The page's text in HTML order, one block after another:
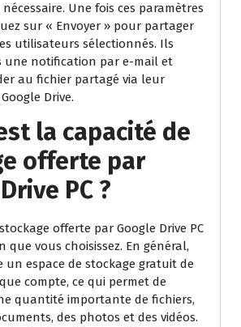
Une fois ces paramètres
sur « Envoyer » pour partager
utilisateurs sélectionnés. Ils
une notification par e-mail et
au fichier partagé via leur
Drive.
la capacité de
offerte par
PC ?
offerte par Google Drive PC
que vous choisissez. En général,
un espace de stockage gratuit de
compte, ce qui permet de
quantité importante de fichiers,
des photos et des vidéos.